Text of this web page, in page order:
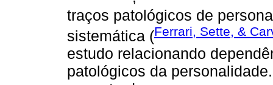
traços patológicos de
sistemática (Ferrari, Sette, &
estudo relacionando
patológicos da